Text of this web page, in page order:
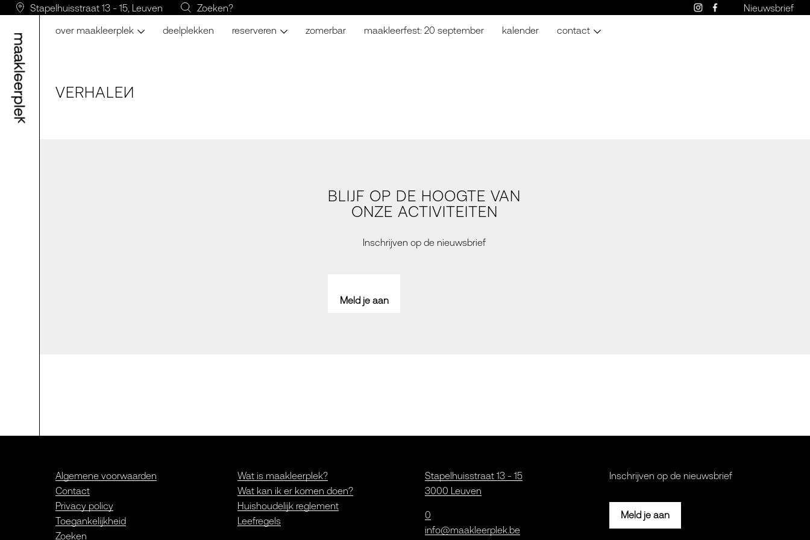
Stapelhuisstraat 13 - 15, Leuven Zoeken? Nieuwsbrief
over maakleerplek deelplekken reserveren zomerbar maakleerfest: 20 september kalender contact
VERHALEN
BLIJF OP DE HOOGTE VAN
ONZE ACTIVITEITEN
Inschrijven op de nieuwsbrief
Meld je aan
Algemene voorwaarden
Contact
Privacy policy
Toegankelijkheid
Zoeken
Wat is maakleerplek?
Wat kan ik er komen doen?
Huishoudelijk reglement
Leefregels
Stapelhuisstraat 13 - 15
3000 Leuven
0
info@maakleerplek.be
Inschrijven op de nieuwsbrief
Meld je aan